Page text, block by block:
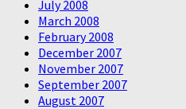
July 2008
March 2008
February 2008
December 2007
November 2007
September 2007
August 2007